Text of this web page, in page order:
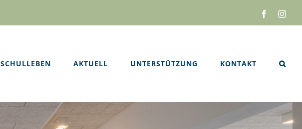
Facebook
SCHULLEBEN AKTUELL UNTERSTÜTZUNG KONTAKT